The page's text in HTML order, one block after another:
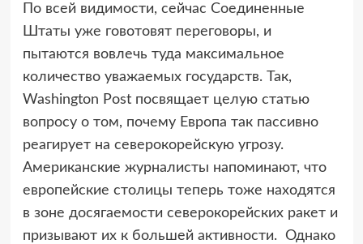
По всей видимости, сейчас Соединенные
Штаты уже говотовят переговоры, и
пытаются вовлечь туда максимальное
количество уважаемых государств. Так,
Washington Post посвящает целую статью
вопросу о том, почему Европа так пассивно
реагирует на северокорейскую угрозу.
Американские журналисты напоминают, что
европейские столицы теперь тоже находятся
в зоне досягаемости северокорейских ракет и
призывают их к большей активности. Однако